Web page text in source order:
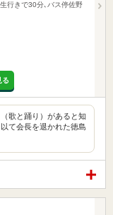
行きで30分､バス停佐野
る
歌と踊り）があると知
て会長を退かれた徳島